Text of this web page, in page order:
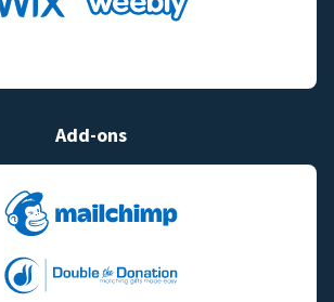
Add-ons